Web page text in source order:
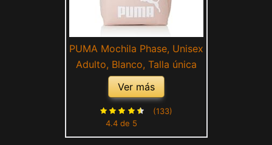
PUMA Mochila Phase, Unisex
Adulto, Blanco, Talla única
Ver más
4.4 de 5
(133)